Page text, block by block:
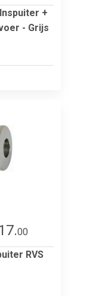
+
- Grijs
00
RVS